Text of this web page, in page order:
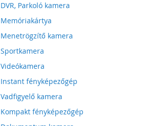
DVR, Parkoló kamera
Memóriakártya
Menetrögzítő kamera
Sportkamera
Videókamera
Instant fényképezőgép
Vadfigyelő kamera
Kompakt fényképezőgép